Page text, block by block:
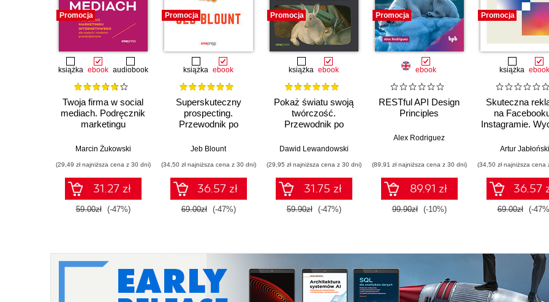
Promocja
książka ebook audiobook
Twoja firma w social
mediach. Podręcznik
marketingu
małych i średnich
Wydanie IV
poszerzone
Marcin Żukowski
(29,49 zł najniższa cena z 30 dni)
31.27 zł
59.00zł (-47%)
Promocja
książka ebook
Superskuteczny
prospecting.
Przewodnik po
handlowych i
sprzedażowym za
pomocą social
mediów, telefonu i e-
mailingu
Jeb Blount
(34,50 zł najniższa cena z 30 dni)
36.57 zł
69.00zł (-47%)
Promocja
książka ebook
Pokaż światu swoją
twórczość.
Przewodnik po
osobistej w social
Dawid Lewandowski
(29,95 zł najniższa cena z 30 dni)
31.75 zł
59.90zł (-47%)
Promocja
ebook
RESTful API Design
Principles
Alex Rodriguez
(89,91 zł najniższa cena z 30 dni)
89.91 zł
99.90zł (-10%)
Promocja
książka ebook
Skuteczna
na
Instagramie.
Artur Jabłoński
(34,50 zł najniższa cena
36.57
69.00zł (-